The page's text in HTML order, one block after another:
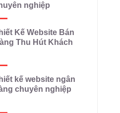
nghiệp
Kế Website Bán
Thu Hút Khách
kế website ngân
chuyên nghiệp